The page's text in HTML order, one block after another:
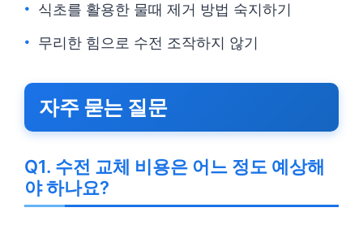
식초를 활용한 물때 제거 방법 숙지하기
무리한 힘으로 수전 조작하지 않기
자주 묻는 질문
Q1. 수전 교체 비용은 어느 정도 예상해
야 하나요?